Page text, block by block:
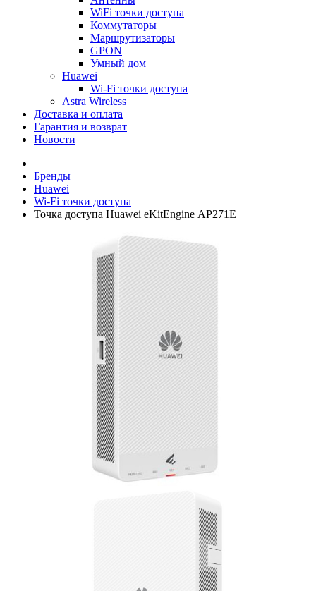
WiFi точки доступа
Коммутаторы
Маршрутизаторы
GPON
Умный дом
Huawei
Wi-Fi точки доступа
Astra Wireless
Доставка и оплата
Гарантия и возврат
Новости
Бренды
Huawei
Wi-Fi точки доступа
Точка доступа Huawei еKitЕnginе AP271E